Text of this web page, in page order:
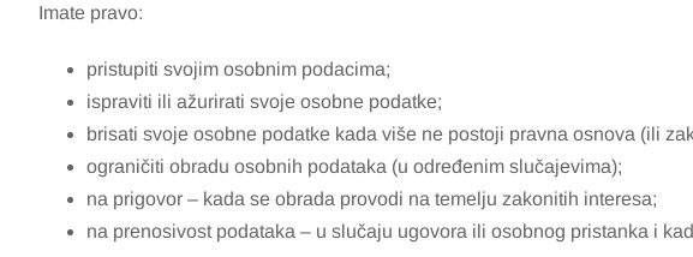
Imate pravo:
pristupiti svojim osobnim podacima;
ispraviti ili ažurirati svoje osobne podatke;
brisati svoje osobne podatke kada više ne postoji pravna osnova (ili
ograničiti obradu osobnih podataka (u određenim slučajevima);
na prigovor – kada se obrada provodi na temelju zakonitih interesa;
na prenosivost podataka – u slučaju ugovora ili osobnog pristanka i